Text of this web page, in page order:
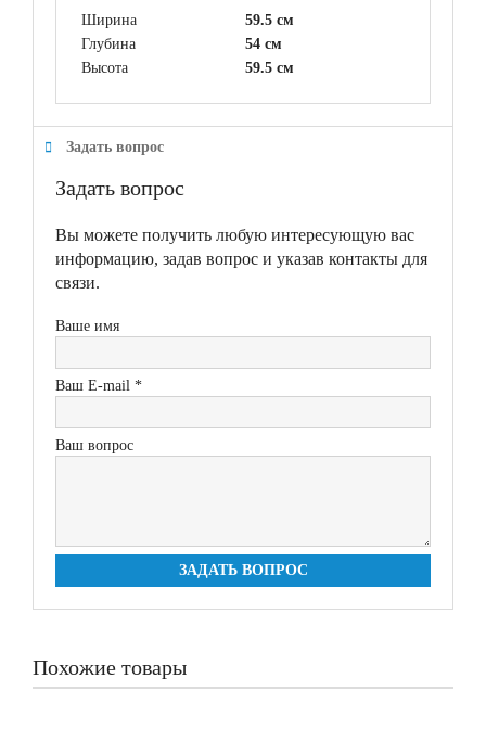
Ширина
59.5 см
Глубина
54 см
Высота
59.5 см
Задать вопрос
Задать вопрос
Вы можете получить любую интересующую вас
информацию, задав вопрос и указав контакты для
связи.
Ваше имя
Ваш E-mail *
Ваш вопрос
ЗАДАТЬ ВОПРОС
Похожие товары